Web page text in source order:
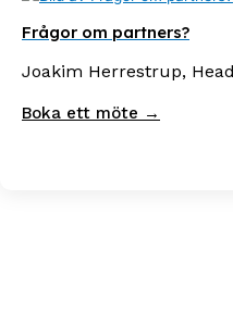
Frågor om partners?
Joakim Herrestrup,
Boka ett möte →